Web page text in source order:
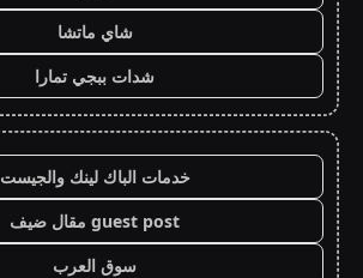
شاي ماتشا
شدات ببجي تمارا
خدمات الباك لينك والجيست
guest post مقال ضيف
سوق العرب